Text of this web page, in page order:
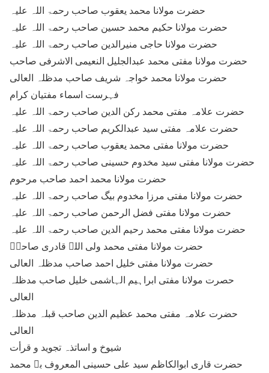
حضرت مولانا محمد یعقوب صاحب رحمۃ اللہ علیہ
حضرت مولانا حکیم محمد حسین صاحب رحمۃ اللہ علیہ
حضرت مولانا حاجی منیرالدین صاحب رحمۃ اللہ علیہ
حضرت مولانا مفتی محمد عبدالجلیل النعیمی الاشرفی صاحب
حضرت مولانا محمد خواجہ شریف صاحب مدظلہ العالی
فہرست اسماء مفتیان کرام
حضرت علامہ مفتی محمد رکن الدین صاحب رحمۃ اللہ علیہ
حضرت علامہ مفتی سید عبدالکریم صاحب رحمۃ اللہ علیہ
حضرت مولانا مفتی محمد یعقوب صاحب رحمۃ اللہ علیہ
حضرت مولانا مفتی سید مخدوم حسینی صاحب رحمۃ اللہ علیہ
حضرت مولانا محمد احمد صاحب مرحوم
حضرت مولانا مفتی مرزا مخدوم بیگ صاحب رحمۃ اللہ علیہ
حضرت مولانا مفتی فضل الرحمن صاحب رحمۃ اللہ علیہ
حضرت مولانا مفتی محمد رحیم الدین صاحب رحمۃ اللہ علیہ
حضرت مولانا مفتی محمد ولی اللہ قادری صاحبؒ
حضرت مولانا مفتی خلیل احمد صاحب مدظلہ العالی
حصرت مولانا مفتی ابراہیم الہاشمی خلیل صاحب مدظلہ
العالی
حضرت علامہ مفتی محمد عظیم الدین صاحب قبلہ مدظلہ
العالی
شیوخ و اساتذہ تجوید و قرأت
حضرت قاری ابوالکاظم سید علی حسینی المعروف بہ محمد